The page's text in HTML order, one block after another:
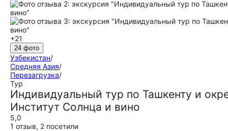
+21
24 фото
Узбекистан/
Средняя Азия/
Перезагрузка/
Тур
Индивидуальный тур по Ташкенту и
Институт Солнца и вино
5,0
1 отзыв, 2 посетили